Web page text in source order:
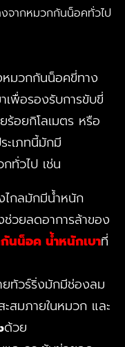
จากหมวกกันน็อคทั่วไป
มวกกันน็อคขี่ทาง
พื่อรองรับการขับขี่
ร้อยกิโลเมตร หรือ
ะเภทนี้มักมี
ทั่วไป เช่น
กลมักมีน้ำหนัก
วยลดอาการล้าของ
นน็อค น้ำหนักเบาที่
ยทัวร์ริ่งมักมีช่องลม
สมภายในหมวก และ
ด้วย